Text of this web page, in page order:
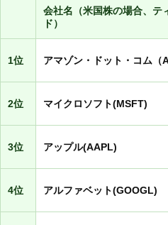
会社名（米国株の場合、テ
ド）
1位 アマゾン・ドット・コム（
2位 マイクロソフト(MSFT)
3位 アップル(AAPL)
4位 アルファベット(GOOGL)